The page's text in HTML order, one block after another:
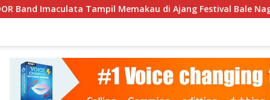
Memakau di Ajang Festival Bale Nagi Keempat